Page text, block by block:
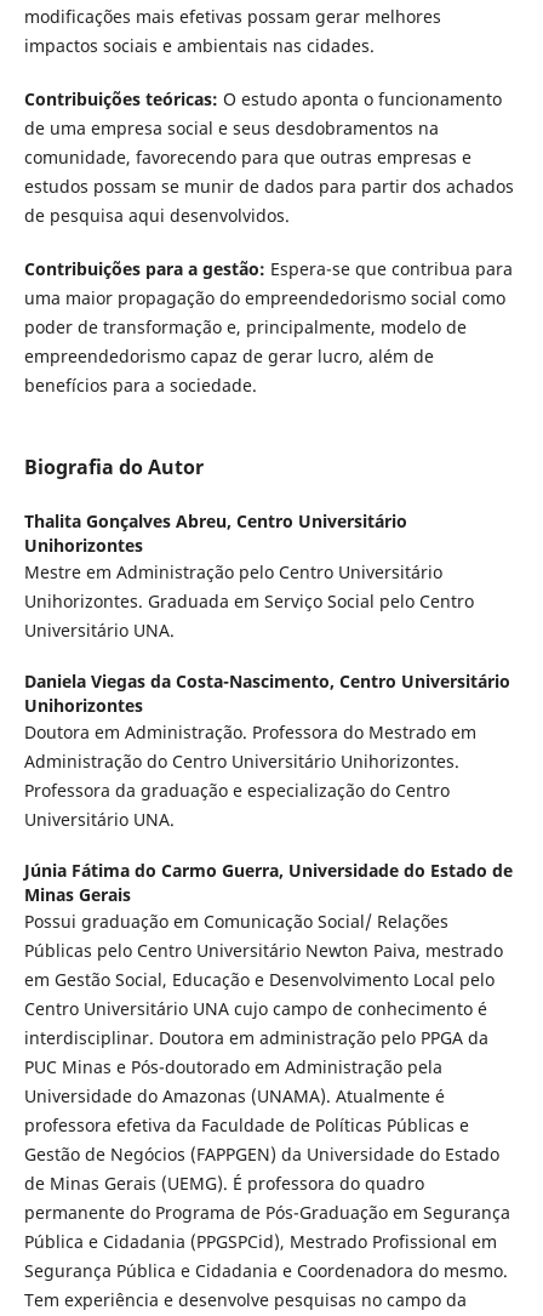
modificações mais efetivas possam gerar melhores
impactos sociais e ambientais nas cidades.
Contribuições teóricas: O estudo aponta o funcionamento
de uma empresa social e seus desdobramentos na
comunidade, favorecendo para que outras empresas e
estudos possam se munir de dados para partir dos achados
de pesquisa aqui desenvolvidos.
Contribuições para a gestão: Espera-se que contribua para
uma maior propagação do empreendedorismo social como
poder de transformação e, principalmente, modelo de
empreendedorismo capaz de gerar lucro, além de
benefícios para a sociedade.
Biografia do Autor
Thalita Gonçalves Abreu, Centro Universitário
Unihorizontes
Mestre em Administração pelo Centro Universitário
Unihorizontes. Graduada em Serviço Social pelo Centro
Universitário UNA.
Daniela Viegas da Costa-Nascimento, Centro Universitário
Unihorizontes
Doutora em Administração. Professora do Mestrado em
Administração do Centro Universitário Unihorizontes.
Professora da graduação e especialização do Centro
Universitário UNA.
Júnia Fátima do Carmo Guerra, Universidade do Estado de
Minas Gerais
Possui graduação em Comunicação Social/ Relações
Públicas pelo Centro Universitário Newton Paiva, mestrado
em Gestão Social, Educação e Desenvolvimento Local pelo
Centro Universitário UNA cujo campo de conhecimento é
interdisciplinar. Doutora em administração pelo PPGA da
PUC Minas e Pós-doutorado em Administração pela
Universidade do Amazonas (UNAMA). Atualmente é
professora efetiva da Faculdade de Políticas Públicas e
Gestão de Negócios (FAPPGEN) da Universidade do Estado
de Minas Gerais (UEMG). É professora do quadro
permanente do Programa de Pós-Graduação em Segurança
Pública e Cidadania (PPGSPCid), Mestrado Profissional em
Segurança Pública e Cidadania e Coordenadora do mesmo.
Tem experiência e desenvolve pesquisas no campo da